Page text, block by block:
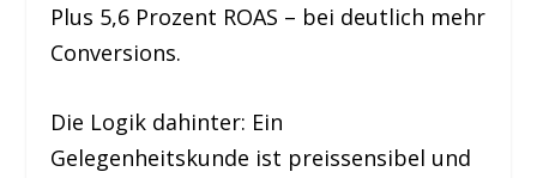
Plus 5,6 Prozent ROAS – bei deutlich mehr
Conversions.
Die Logik dahinter: Ein
Gelegenheitskunde ist preissensibel und